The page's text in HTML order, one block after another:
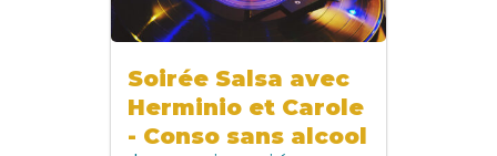
Soirée Salsa avec
Herminio et Carole
- Conso sans alcool